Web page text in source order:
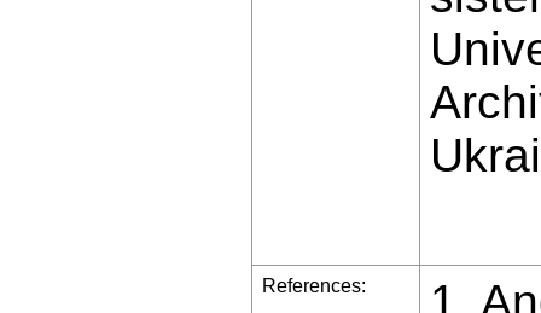
References:
1.